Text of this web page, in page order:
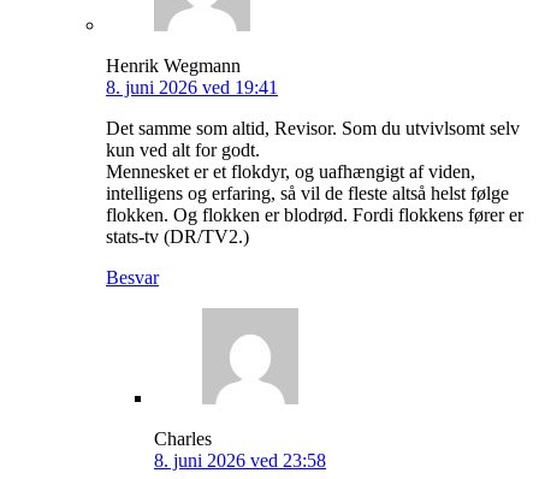
Henrik Wegmann
8. juni 2026 ved 19:41
Det samme som altid, Revisor. Som du utvivlsomt selv
kun ved alt for godt.
Mennesket er et flokdyr, og uafhængigt af viden,
intelligens og erfaring, så vil de fleste altså helst følge
flokken. Og flokken er blodrød. Fordi flokkens fører er
stats-tv (DR/TV2.)
Besvar
Charles
8. juni 2026 ved 23:58